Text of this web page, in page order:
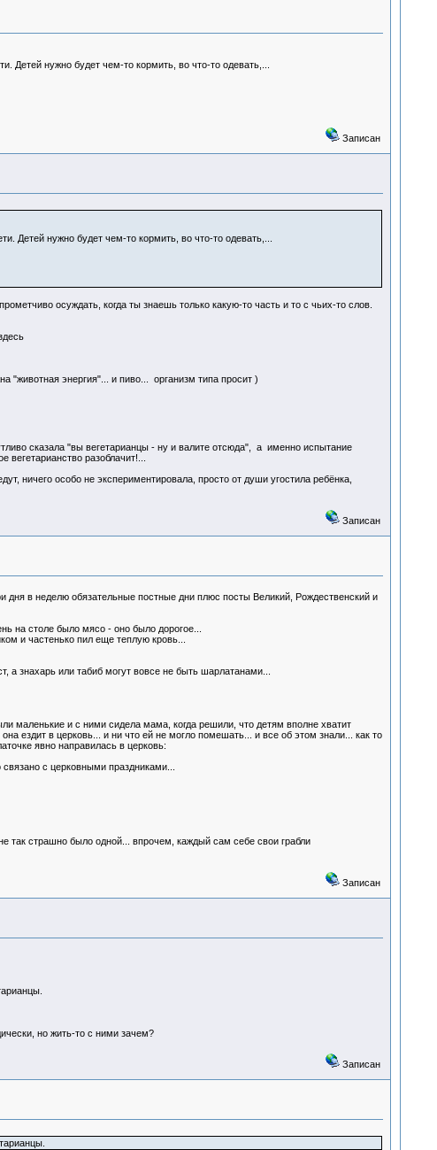
нужно будет чем-то кормить, во что-то одевать,...
Записан
Детей нужно будет чем-то кормить, во что-то одевать,...
осуждать, когда ты знаешь только какую-то часть и то с чьих-то слов.
"животная энергия"... и пиво... организм типа просит )
сказала "вы вегетарианцы - ну и валите отсюда", а именно испытание
разоблачит!...
ничего особо не экспериментировала, просто от души угостила ребёнка,
Записан
в неделю обязательные постные дни плюс посты Великий, Рождественский и
на столе было мясо - оно было дорогое...
и частенько пил еще теплую кровь...
знахарь или табиб могут вовсе не быть шарлатанами...
маленькие и с ними сидела мама, когда решили, что детям вполне хватит
ездит в церковь... и ни что ей не могло помешать... и все об этом знали... как то
явно направилась в церковь:
с церковными праздниками...
так страшно было одной... впрочем, каждый сам себе свои грабли
Записан
но жить-то с ними зачем?
Записан